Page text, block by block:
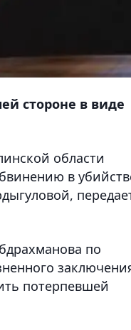
стороне в виде
области
в
по
потерпевшей